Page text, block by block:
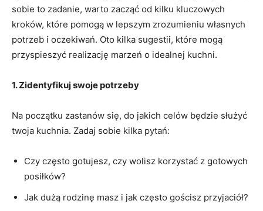
sobie to zadanie, warto zacząć ​od kilku kluczowych
kroków, które pomogą w lepszym zrozumieniu własnych
potrzeb i oczekiwań. Oto kilka⁢ sugestii, które mogą
przyspieszyć realizację marzeń o idealnej kuchni.
1. Zidentyfikuj⁣ swoje potrzeby
Na początku zastanów się, do jakich celów będzie służyć
twoja kuchnia. Zadaj sobie kilka pytań:
Czy często gotujesz, czy wolisz korzystać z gotowych
posiłków?
Jak dużą rodzinę masz i jak często gościsz⁣ przyjaciół?